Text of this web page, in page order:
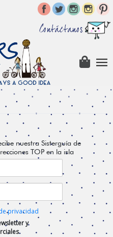
Contáctanos
nuestra Sisterguía de
TOP en la isla
privacidad
y